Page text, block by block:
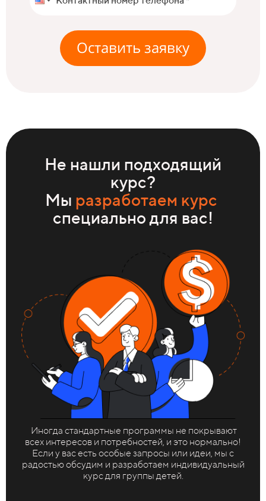
Оставить заявку
Не нашли подходящий
курс?
Мы разработаем курс
специально для вас!
Иногда стандартные программы не покрывают
всех интересов и потребностей, и это нормально!
Если у вас есть особые запросы или идеи, мы с
радостью обсудим и разработаем индивидуальный
курс для группы детей.